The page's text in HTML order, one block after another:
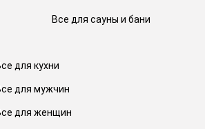
Все для сауны и бани
для кухни
для мужчин
для женщин